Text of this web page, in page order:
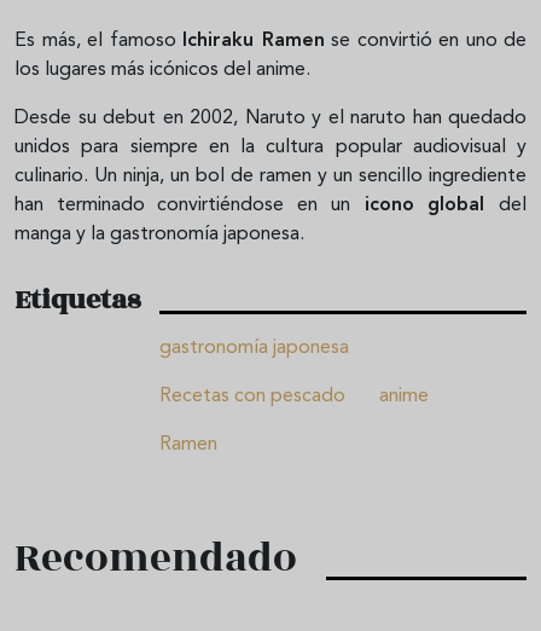
Es más, el famoso Ichiraku Ramen se convirtió en uno de
los lugares más icónicos del anime.
Desde su debut en 2002, Naruto y el naruto han quedado
unidos para siempre en la cultura popular audiovisual y
culinario. Un ninja, un bol de ramen y un sencillo ingrediente
han terminado convirtiéndose en un icono globaldel
manga y la gastronomía japonesa.
Etiquetas
gastronomía japonesa
Recetas con pescado anime
Ramen
Recomendado